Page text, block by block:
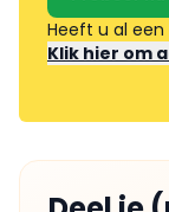
Heeft u al
Klik hier om